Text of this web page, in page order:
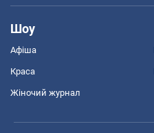
Шоу
Афіша
Краса
Жіночий журнал